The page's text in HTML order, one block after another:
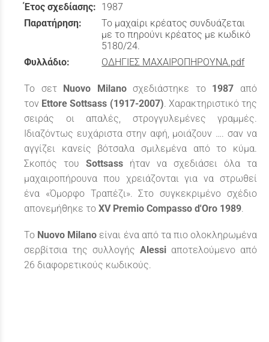
Έτος σχεδίασης: 1987
Παρατήρηση:
Το μαχαίρι κρέατος συνδυάζεται
με το πηρούνι κρέατος με κωδικό
5180/24.
Φυλλάδιο:
ΟΔΗΓΙΕΣ ΜΑΧΑΙΡΟΠΗΡΟΥΝΑ.pdf
Το σετ Nuovο Milano σχεδιάστηκε το 1987
από
τον Ettore Sottsass (1917-2007). Χαρακτηριστικό της
σειράς οι απαλές, στρογγυλεμένες γραμμές.
Ιδιαζόντως ευχάριστα στην αφή, μοιάζουν …. σαν να
αγγίζει κανείς βότσαλα σμιλεμένα από το κύμα.
Σκοπός του
Sottsass
ήταν να σχεδιάσει όλα τα
μαχαιροπήρουνα που χρειάζονται για να στρωθεί
ένα «Όμορφο Τραπέζι». Στο συγκεκριμένο σχέδιο
απονεμήθηκε το XV Premio Compasso d'Oro 1989.
Το Nuovo Milano είναι ένα από τα πιο ολοκληρωμένα
σερβίτσια της συλλογής Alessi αποτελούμενο από
26 διαφορετικούς κωδικούς.